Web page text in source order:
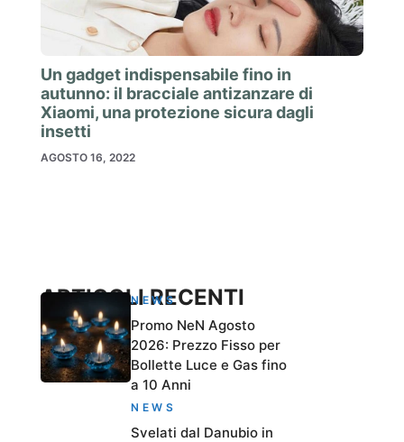
Un gadget indispensabile fino in
autunno: il bracciale antizanzare di
Xiaomi, una protezione sicura dagli
insetti
AGOSTO 16, 2022
ARTICOLI RECENTI
NEWS
Promo NeN Agosto
2026: Prezzo Fisso per
Bollette Luce e Gas fino
a 10 Anni
NEWS
Svelati dal Danubio in